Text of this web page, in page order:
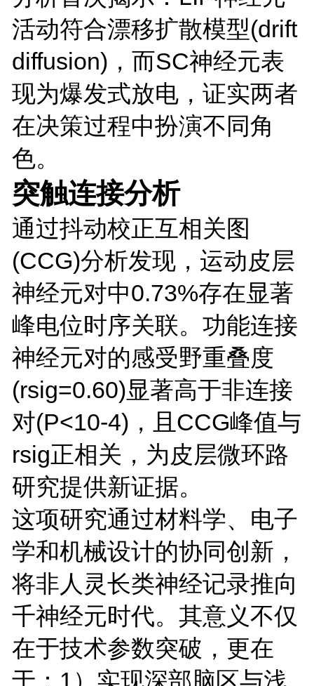
活动符合漂移扩散模型(drift
diffusion)，而SC神经元表
现为爆发式放电，证实两者
在决策过程中扮演不同角
色。
突触连接分析
通过抖动校正互相关图
(CCG)分析发现，运动皮层
神经元对中0.73%存在显著
峰电位时序关联。功能连接
神经元对的感受野重叠度
(rsig=0.60)显著高于非连接
对(P<10-4)，且CCG峰值与
rsig正相关，为皮层微环路
研究提供新证据。
这项研究通过材料学、电子
学和机械设计的协同创新，
将非人灵长类神经记录推向
千神经元时代。其意义不仅
在于技术参数突破，更在
于：1）实现深部脑区与浅